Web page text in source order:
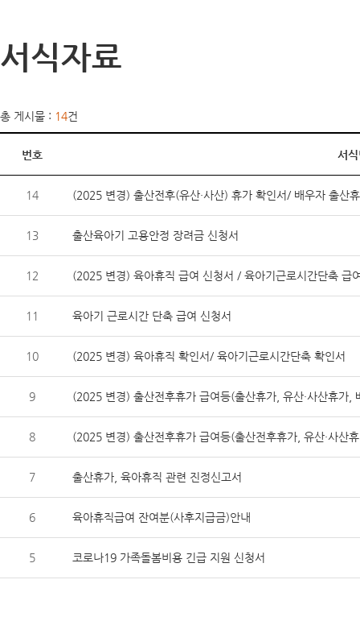
서식자료
총 게시물 : 14건
번호 서
14 (2025 변경) 출산전후(유산·사산) 휴가 확인서/ 배우자 출산
13 출산육아기 고용안정 장려금 신청서
12 (2025 변경) 육아휴직 급여 신청서 / 육아기근로시간단축 급
11 육아기 근로시간 단축 급여 신청서
10 (2025 변경) 육아휴직 확인서/ 육아기근로시간단축 확인서
9 (2025 변경) 출산전후휴가 급여등(출산휴가, 유산·사산휴가,
8 (2025 변경) 출산전후휴가 급여등(출산전후휴가, 유산·사산
7 출산휴가, 육아휴직 관련 진정신고서
6 육아휴직급여 잔여분(사후지급금)안내
5 코로나19 가족돌봄비용 긴급 지원 신청서